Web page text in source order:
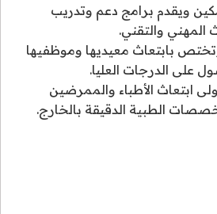
ويقدم برامج دعم وتدريب
والتقني.
بابتعاث معيديها وموظفيها
على الدرجات العليا.
ابتعاث الأطباء والممرضين
الطبية الدقيقة بالخارج.